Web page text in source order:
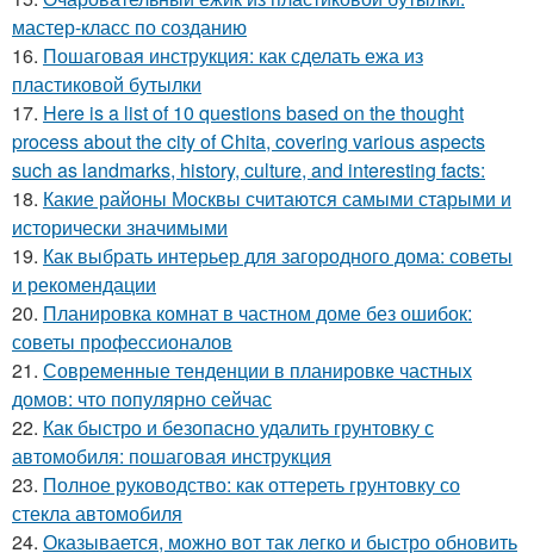
мастер-класс по созданию
16. Пошаговая инструкция: как сделать ежа из
пластиковой бутылки
17. Here is a list of 10 questions based on the thought
process about the city of Chita, covering various aspects
such as landmarks, history, culture, and interesting facts:
18. Какие районы Москвы считаются самыми старыми и
исторически значимыми
19. Как выбрать интерьер для загородного дома: советы
и рекомендации
20. Планировка комнат в частном доме без ошибок:
советы профессионалов
21. Современные тенденции в планировке частных
домов: что популярно сейчас
22. Как быстро и безопасно удалить грунтовку с
автомобиля: пошаговая инструкция
23. Полное руководство: как оттереть грунтовку со
стекла автомобиля
24. Оказывается, можно вот так легко и быстро обновить